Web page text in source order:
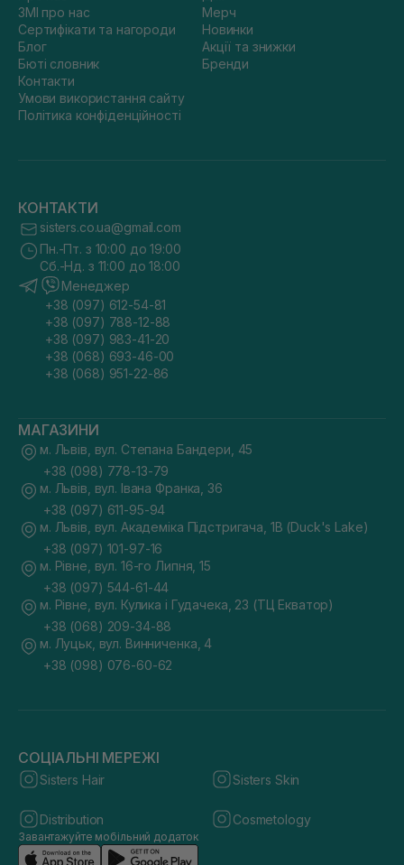
ЗМІ про нас
Сертифікати та нагороди
Блог
Бюті словник
Контакти
Умови використання сайту
Політика конфіденційності
Мерч
Новинки
Акції та знижки
Бренди
КОНТАКТИ
sisters.co.ua@gmail.com
Пн.-Пт. з 10:00 до 19:00
Сб.-Нд. з 11:00 до 18:00
Менеджер
+38 (097) 612-54-81
+38 (097) 788-12-88
+38 (097) 983-41-20
+38 (068) 693-46-00
+38 (068) 951-22-86
МАГАЗИНИ
м. Львів, вул. Степана Бандери, 45
+38 (098) 778-13-79
м. Львів, вул. Івана Франка, 36
+38 (097) 611-95-94
м. Львів, вул. Академіка Підстригача, 1В (Duck's Lake)
+38 (097) 101-97-16
м. Рівне, вул. 16-го Липня, 15
+38 (097) 544-61-44
м. Рівне, вул. Кулика і Гудачека, 23 (ТЦ Екватор)
+38 (068) 209-34-88
м. Луцьк, вул. Винниченка, 4
+38 (098) 076-60-62
СОЦІАЛЬНІ МЕРЕЖІ
Sisters Hair Sisters Skin
Distribution Cosmetology
Завантажуйте мобільний додаток